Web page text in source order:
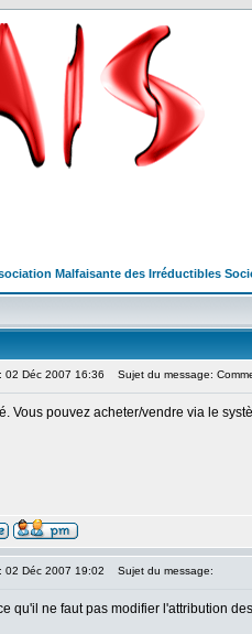
Malfaisante des Irréductibles
02 Déc 2007 16:36 Sujet du message:
Vous pouvez acheter/vendre via le
02 Déc 2007 19:02 Sujet du message:
qu'il ne faut pas modifier l'attribution